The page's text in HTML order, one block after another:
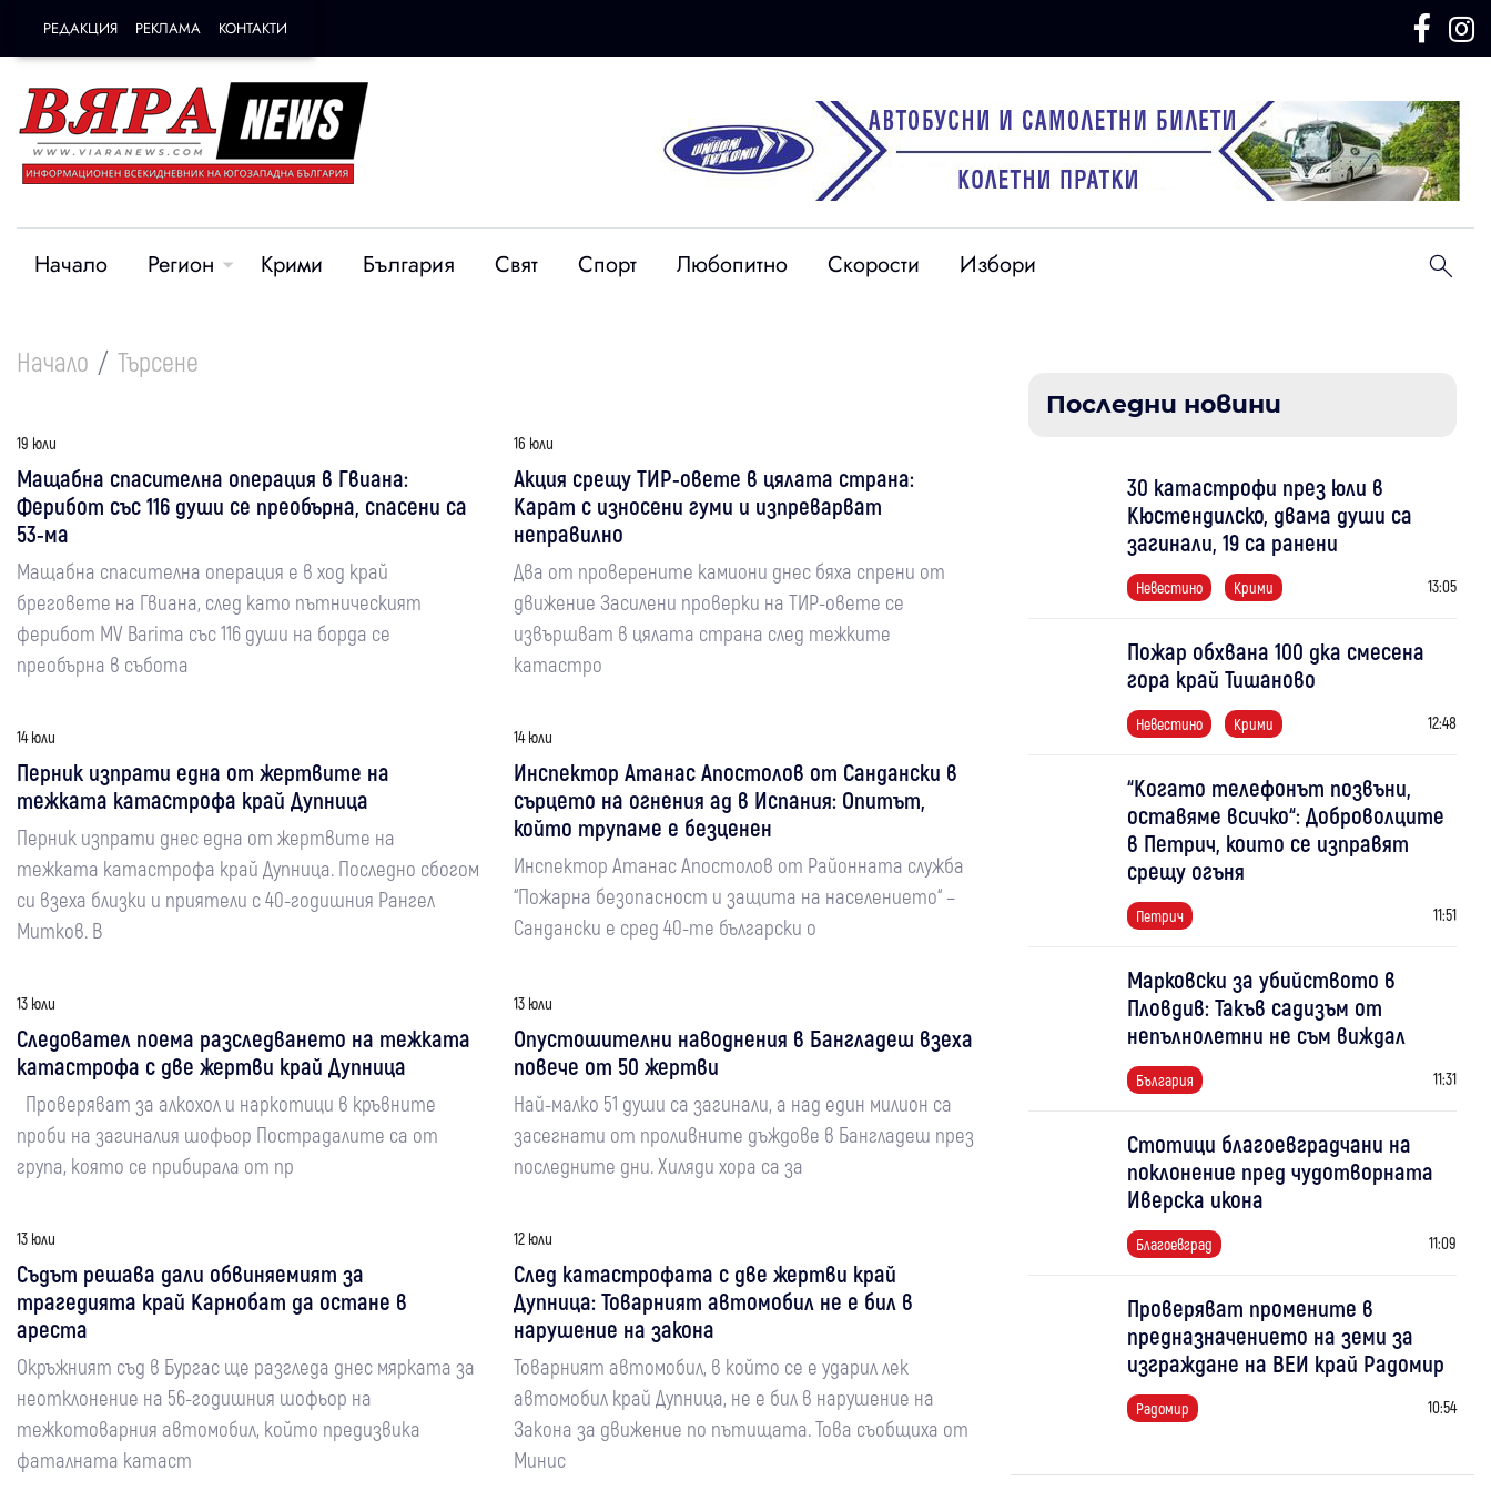
РЕДАКЦИЯ РЕКЛАМА КОНТАКТИ
Начало Регион Крими България Свят Спорт Любопитно Скорости Избори
Начало Търсене
19 юли
Мащабна спасителна операция в Гвиана:
Ферибот със 116 души се преобърна, спасени са
53-ма
Мащабна спасителна операция е в ход край
бреговете на Гвиана, след като пътническият
ферибот MV Barima със 116 души на борда се
преобърна в събота
16 юли
Акция срещу ТИР-овете в цялата страна:
Карат с износени гуми и изпреварват
неправилно
Два от проверените камиони днес бяха спрени от
движение Засилени проверки на ТИР-овете се
извършват в цялата страна след тежките
катастро
14 юли
Перник изпрати една от жертвите на
тежката катастрофа край Дупница
Перник изпрати днес една от жертвите на
тежката катастрофа край Дупница. Последно сбогом
си взеха близки и приятели с 40-годишния Рангел
Митков. В
14 юли
Инспектор Атанас Апостолов от Сандански в
сърцето на огнения ад в Испания: Опитът,
който трупаме е безценен
Инспектор Атанас Апостолов от Районната служба
“Пожарна безопасност и защита на населението“ –
Сандански е сред 40-те български о
13 юли
Следовател поема разследването на тежката
катастрофа с две жертви край Дупница
Проверяват за алкохол и наркотици в кръвните
проби на загиналия шофьор Пострадалите са от
група, която се прибирала от пр
13 юли
Опустошителни наводнения в Бангладеш взеха
повече от 50 жертви
Най-малко 51 души са загинали, а над един милион са
засегнати от проливните дъждове в Бангладеш през
последните дни. Хиляди хора са за
13 юли
Съдът решава дали обвиняемият за
трагедията край Карнобат да остане в
ареста
Окръжният съд в Бургас ще разгледа днес мярката за
неотклонение на 56-годишния шофьор на
тежкотоварния автомобил, който предизвика
фаталната катаст
12 юли
След катастрофата с две жертви край
Дупница: Товарният автомобил не е бил в
нарушение на закона
Товарният автомобил, в който се е ударил лек
автомобил край Дупница, не е бил в нарушение на
Закона за движение по пътищата. Това съобщиха от
Минис
Последни новини
30 катастрофи през юли в
Кюстендилско, двама души са
загинали, 19 са ранени
Невестино Крими 13:05
Пожар обхвана 100 дка смесена
гора край Тишаново
Невестино Крими 12:48
“Когато телефонът позвъни,
оставяме всичко“: Доброволците
в Петрич, които се изправят
срещу огъня
Петрич 11:51
Марковски за убийството в
Пловдив: Такъв садизъм от
непълнолетни не съм виждал
България 11:31
Стотици благоевградчани на
поклонение пред чудотворната
Иверска икона
Благоевград 11:09
Проверяват промените в
предназначението на земи за
изграждане на ВЕИ край Радомир
Радомир 10:54